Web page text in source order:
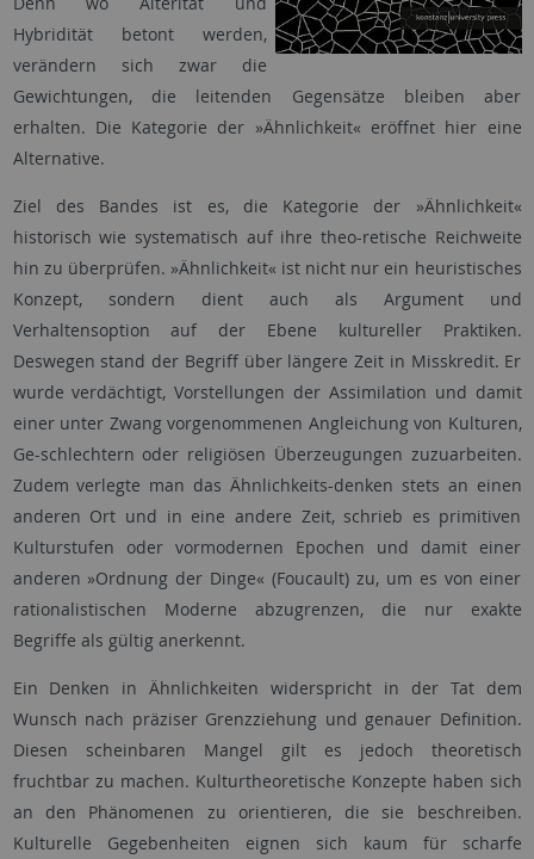
Hybridität betont werden,
verändern sich zwar die
Gewichtungen, die leitenden Gegensätze bleiben aber
erhalten. Die Kategorie der »Ähnlichkeit« eröffnet hier eine
Alternative.
Ziel des Bandes ist es, die Kategorie der »Ähnlichkeit«
historisch wie systematisch auf ihre theo-retische Reichweite
hin zu überprüfen. »Ähnlichkeit« ist nicht nur ein heuristisches
Konzept, sondern dient auch als Argument und
Verhaltensoption auf der Ebene kultureller Praktiken.
Deswegen stand der Begriff über längere Zeit in Misskredit. Er
wurde verdächtigt, Vorstellungen der Assimilation und damit
einer unter Zwang vorgenommenen Angleichung von Kulturen,
Ge-schlechtern oder religiösen Überzeugungen zuzuarbeiten.
Zudem verlegte man das Ähnlichkeits-denken stets an einen
anderen Ort und in eine andere Zeit, schrieb es primitiven
Kulturstufen oder vormodernen Epochen und damit einer
anderen »Ordnung der Dinge« (Foucault) zu, um es von einer
rationalistischen Moderne abzugrenzen, die nur exakte
Begriffe als gültig anerkennt.
Ein Denken in Ähnlichkeiten widerspricht in der Tat dem
Wunsch nach präziser Grenzziehung und genauer Definition.
Diesen scheinbaren Mangel gilt es jedoch theoretisch
fruchtbar zu machen. Kulturtheoretische Konzepte haben sich
an den Phänomenen zu orientieren, die sie beschreiben.
Kulturelle Gegebenheiten eignen sich kaum für scharfe